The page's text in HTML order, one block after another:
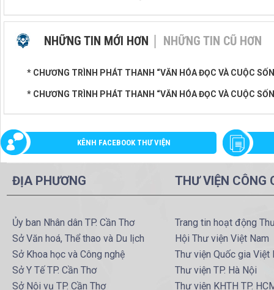
NHỮNG TIN MỚI HƠN NHỮNG TIN CŨ HƠN
* CHƯƠNG TRÌNH PHÁT THANH “VĂN HÓA ĐỌC VÀ CUỘC
* CHƯƠNG TRÌNH PHÁT THANH “VĂN HÓA ĐỌC VÀ CUỘC
KÊNH FACEBOOK THƯ VIỆN
ĐỊA PHƯƠNG
Ủy ban Nhân dân TP. Cần Thơ
Sở Văn hoá, Thể thao và Du lịch
Sở Khoa học và Công nghệ
Sở Y Tế TP. Cần Thơ
Sở Nội vụ TP. Cần Thơ
THƯ VIỆN CÔNG
Trang tin hoạt động
Hội Thư viện Việt Nam
Thư viện Quốc gia Việt
Thư viện TP. Hà Nội
Thư viện KHTH TP.